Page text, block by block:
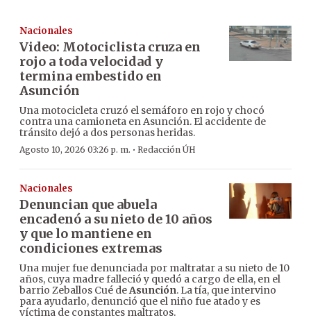
Nacionales
Video: Motociclista cruza en
rojo a toda velocidad y
termina embestido en
Asunción
Una motocicleta cruzó el semáforo en rojo y chocó
contra una camioneta en Asunción. El accidente de
tránsito dejó a dos personas heridas.
Agosto 10, 2026 03:26 p. m. · Redacción ÚH
Nacionales
Denuncian que abuela
encadenó a su nieto de 10 años
y que lo mantiene en
condiciones extremas
Una mujer fue denunciada por maltratar a su nieto de 10
años, cuya madre falleció y quedó a cargo de ella, en el
barrio Zeballos Cué deAsunción. La tía, que intervino
para ayudarlo, denunció que el niño fue atado y es
víctima de constantes maltratos.